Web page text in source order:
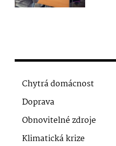
Chytrá domácnost
Doprava
Obnovitelné zdroje
Klimatická krize